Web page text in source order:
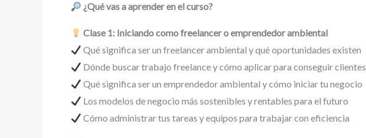
¿Qué vas a aprender en el curso?
Clase 1: Iniciando como freelancer o emprendedor ambiental
Qué significa ser un freelancer ambiental y qué oportunidades existen
Dónde buscar trabajo freelance y cómo aplicar para conseguir clientes
Qué significa ser un emprendedor ambiental y cómo iniciar tu negocio
Los modelos de negocio más sostenibles y rentables para el futuro
Cómo administrar tus tareas y equipos para trabajar con eficiencia